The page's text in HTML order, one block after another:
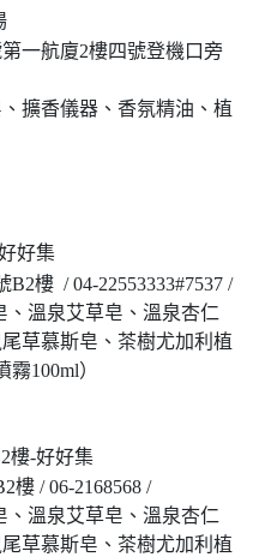
一航廈2樓四號登機口旁
擴香儀器、香氛精油、植
好集
樓 / 04-22553333#7537 /
、溫泉艾草皂、溫泉杏仁
草慕斯皂、茶樹尤加利植
100ml）
樓-好好集
樓 / 06-2168568 /
、溫泉艾草皂、溫泉杏仁
草慕斯皂、茶樹尤加利植